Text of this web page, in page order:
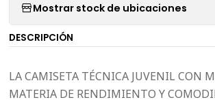
Mostrar stock de ubicaciones
DESCRIPCIÓN
LA CAMISETA TÉCNICA JUVENIL CON
MATERIA DE RENDIMIENTO Y